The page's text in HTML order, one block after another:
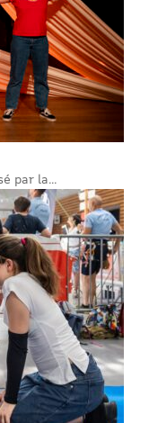
par la...